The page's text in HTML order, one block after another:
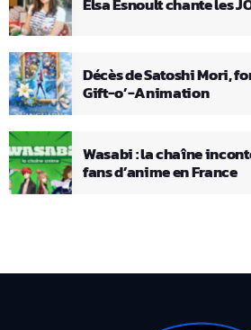
Décès de Satoshi Mori,
Gift-o’-Animation
Wasabi : la chaîne
fans d’anime en France